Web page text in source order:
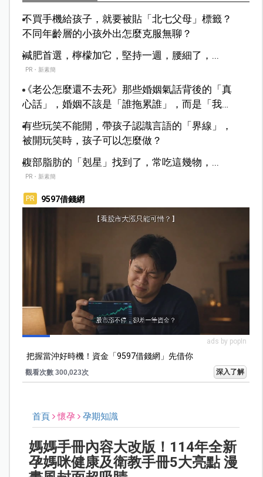
不買手機給孩子，就要被貼「北七父母」標籤？
不同年齡層的小孩外出怎麼克服無聊？
減肥首選，檸檬加它，堅持一週，腰細了，...
PR・新素簡
《老公怎麼還不去死》那些婚姻氣話背後的「真
心話」，婚姻不該是「誰拖累誰」，而是「我們
怎麼並肩走下去」。
有些玩笑不能開，帶孩子認識言語的「界線」，
被開玩笑時，孩子可以怎麼做？
腹部脂肪的「剋星」找到了，常吃這幾物，...
PR・新素簡
PR 9597借錢網
ads by popIn
把握當沖好時機！資金「9597借錢網」先借你
觀看次數 300,023次 深入了解
首頁 懷孕 孕期知識
媽媽手冊內容大改版！114年全新
孕媽咪健康及衛教手冊5大亮點 漫